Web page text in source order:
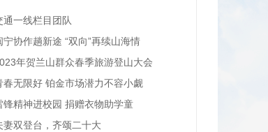
通一线栏目团队
宁协作趟新途 “双向”再续山海情
年贺兰山群众春季旅游登山大会
春无限好 铂金市场潜力不容小觑
锋精神进校园 捐赠衣物助学童
妻双登台，齐颂二十大